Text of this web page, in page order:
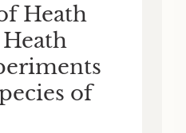
Heath
of